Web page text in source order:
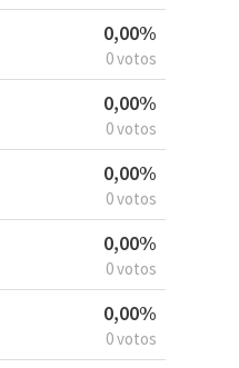
0,00%
0 votos
0,00%
0 votos
0,00%
0 votos
0,00%
0 votos
0,00%
0 votos